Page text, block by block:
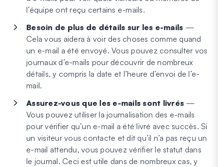
l’équipe ont reçu certains e-mails.
Besoin de plus de détails sur les e-mails —
Cela vous aidera à voir des choses comme quand
un e-mail a été envoyé. Vous pouvez consulter vos
journaux d’e-mails pour découvrir de nombreux
détails, y compris la date et l’heure d’envoi de l’e-
mail.
Assurez-vous que les e-mails sont livrés —
Vous pouvez utiliser la journalisation des e-mails
pour vérifier qu’un e-mail a été livré avec succès. Si
un visiteur vous contacte et dit qu’il n’a pas reçu un
e-mail attendu, vous pouvez vérifier le statut dans
le journal. Ceci est utile dans de nombreux cas, y